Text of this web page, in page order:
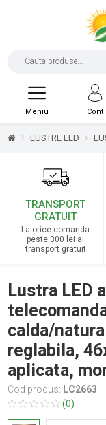
Cont
Meniu
LUSTRE LED
TRANSPORT
GRATUIT
La orice comanda
peste 300 lei ai
transport gratuit
Lustra LED
calda/
reglabila,
aplicata,
Cod produs: LC2663
(0)